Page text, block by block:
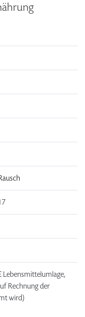
Lebensmittelumlage,
Rechnung der
wird)